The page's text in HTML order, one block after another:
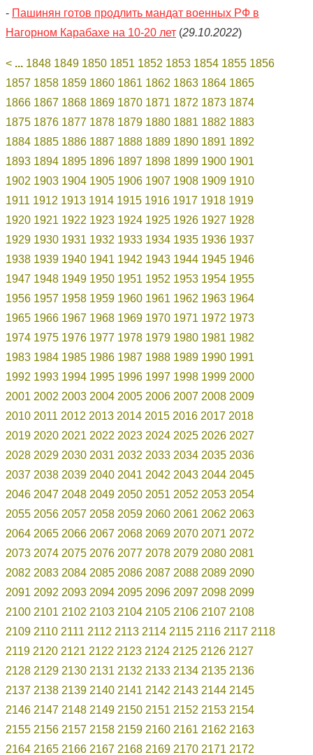
- Пашинян готов продлить мандат военных РФ в
Нагорном Карабахе на 10-20 лет (29.10.2022)
< ... 1848 1849 1850 1851 1852 1853 1854 1855 1856
1857 1858 1859 1860 1861 1862 1863 1864 1865
1866 1867 1868 1869 1870 1871 1872 1873 1874
1875 1876 1877 1878 1879 1880 1881 1882 1883
1884 1885 1886 1887 1888 1889 1890 1891 1892
1893 1894 1895 1896 1897 1898 1899 1900 1901
1902 1903 1904 1905 1906 1907 1908 1909 1910
1911 1912 1913 1914 1915 1916 1917 1918 1919
1920 1921 1922 1923 1924 1925 1926 1927 1928
1929 1930 1931 1932 1933 1934 1935 1936 1937
1938 1939 1940 1941 1942 1943 1944 1945 1946
1947 1948 1949 1950 1951 1952 1953 1954 1955
1956 1957 1958 1959 1960 1961 1962 1963 1964
1965 1966 1967 1968 1969 1970 1971 1972 1973
1974 1975 1976 1977 1978 1979 1980 1981 1982
1983 1984 1985 1986 1987 1988 1989 1990 1991
1992 1993 1994 1995 1996 1997 1998 1999 2000
2001 2002 2003 2004 2005 2006 2007 2008 2009
2010 2011 2012 2013 2014 2015 2016 2017 2018
2019 2020 2021 2022 2023 2024 2025 2026 2027
2028 2029 2030 2031 2032 2033 2034 2035 2036
2037 2038 2039 2040 2041 2042 2043 2044 2045
2046 2047 2048 2049 2050 2051 2052 2053 2054
2055 2056 2057 2058 2059 2060 2061 2062 2063
2064 2065 2066 2067 2068 2069 2070 2071 2072
2073 2074 2075 2076 2077 2078 2079 2080 2081
2082 2083 2084 2085 2086 2087 2088 2089 2090
2091 2092 2093 2094 2095 2096 2097 2098 2099
2100 2101 2102 2103 2104 2105 2106 2107 2108
2109 2110 2111 2112 2113 2114 2115 2116 2117 2118
2119 2120 2121 2122 2123 2124 2125 2126 2127
2128 2129 2130 2131 2132 2133 2134 2135 2136
2137 2138 2139 2140 2141 2142 2143 2144 2145
2146 2147 2148 2149 2150 2151 2152 2153 2154
2155 2156 2157 2158 2159 2160 2161 2162 2163
2164 2165 2166 2167 2168 2169 2170 2171 2172